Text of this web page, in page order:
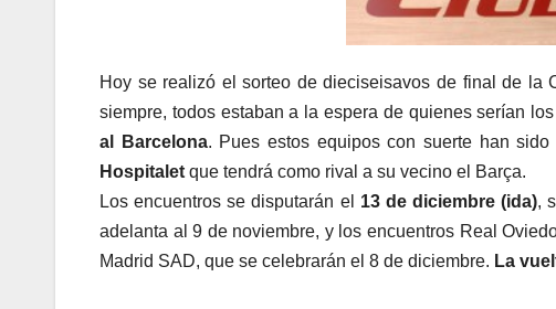
Hoy se realizó el sorteo de dieciseisavos de final de
siempre, todos estaban a la espera de quienes serían
al Barcelona. Pues estos equipos con suerte han sido
Hospitalet que tendrá como rival a su vecino el Barça.
Los encuentros se disputarán el 13 de diciembre (ida),
adelanta al 9 de noviembre, y los encuentros Real
Madrid SAD, que se celebrarán el 8 de diciembre. La